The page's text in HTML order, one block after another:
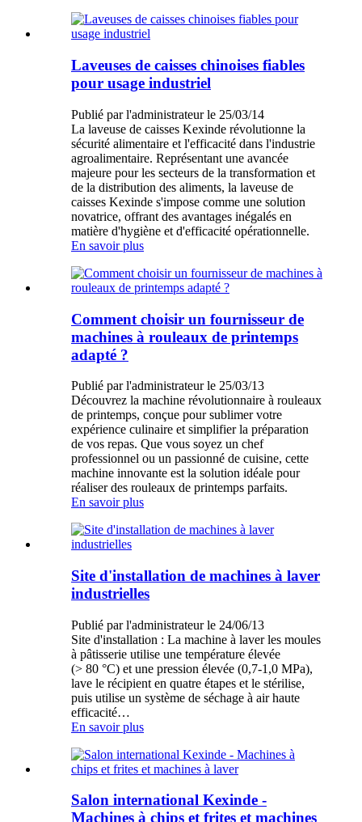
Laveuses de caisses chinoises fiables
pour usage industriel
Publié par l'administrateur le 25/03/14
La laveuse de caisses Kexinde révolutionne la
sécurité alimentaire et l'efficacité dans l'industrie
agroalimentaire. Représentant une avancée
majeure pour les secteurs de la transformation et
de la distribution des aliments, la laveuse de
caisses Kexinde s'impose comme une solution
novatrice, offrant des avantages inégalés en
matière d'hygiène et d'efficacité opérationnelle.
En savoir plus
Comment choisir un fournisseur de
machines à rouleaux de printemps
adapté ?
Publié par l'administrateur le 25/03/13
Découvrez la machine révolutionnaire à rouleaux
de printemps, conçue pour sublimer votre
expérience culinaire et simplifier la préparation
de vos repas. Que vous soyez un chef
professionnel ou un passionné de cuisine, cette
machine innovante est la solution idéale pour
réaliser des rouleaux de printemps parfaits.
En savoir plus
Site d'installation de machines à laver
industrielles
Publié par l'administrateur le 24/06/13
Site d'installation : La machine à laver les moules
à pâtisserie utilise une température élevée
(> 80 °C) et une pression élevée (0,7-1,0 MPa),
lave le récipient en quatre étapes et le stérilise,
puis utilise un système de séchage à air haute
efficacité…
En savoir plus
Salon international Kexinde -
Machines à chips et frites et machines